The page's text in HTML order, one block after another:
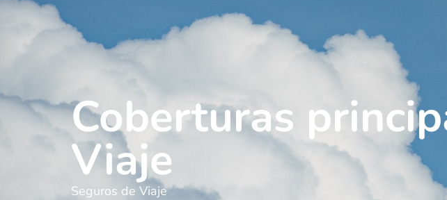
Coberturas
Viaje
Seguros de Viaje